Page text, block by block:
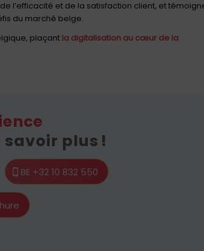
l’efficacité et de la satisfaction client, et
du marché belge.
plaçant la digitalisation au cœur de la
plus !
BE +32 10 832 550